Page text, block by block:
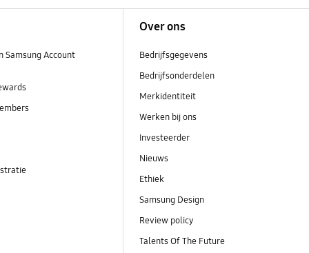
Samsung Account
Over ons
Bedrijfsgegevens
Bedrijfsonderdelen
Merkidentiteit
Werken bij ons
Investeerder
Nieuws
Ethiek
Samsung Design
Review policy
Talents Of The Future